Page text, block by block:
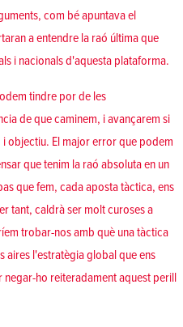
com bé apuntava el
a entendre la raó última que
i nacionals d'aquesta plataforma.
tindre por de les
de que caminem, i avançarem si
objectiu. El major error que podem
que tenim la raó absoluta en un
que fem, cada aposta tàctica, ens
tant, caldrà ser molt curoses a
trobar-nos amb què una tàctica
aires l'estratègia global que ens
ho reiteradament aquest perill